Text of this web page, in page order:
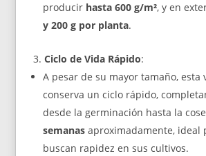
producir hasta 600 g/m², y en
y 200 g por planta.
Ciclo de Vida Rápido:
A pesar de su mayor tamaño, esta
conserva un ciclo rápido,
desde la germinación hasta la
semanas aproximadamente, ideal
buscan rapidez en sus cultivos.